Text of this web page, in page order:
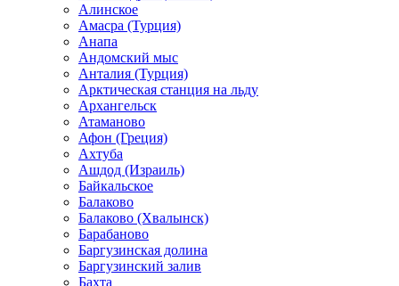
Алинское
Амасра (Турция)
Анапа
Андомский мыс
Анталия (Турция)
Арктическая станция на льду
Архангельск
Атаманово
Афон (Греция)
Ахтуба
Ашдод (Израиль)
Байкальское
Балаково
Балаково (Хвалынск)
Барабаново
Баргузинская долина
Баргузинский залив
Бахта